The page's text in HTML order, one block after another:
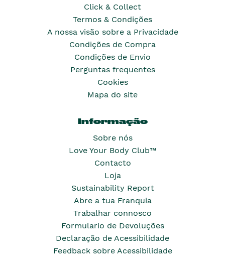
Click & Collect
Termos & Condições
A nossa visão sobre a Privacidade
Condições de Compra
Condições de Envio
Perguntas frequentes
Cookies
Mapa do site
Informação
Sobre nós
Love Your Body Club™
Contacto
Loja
Sustainability Report
Abre a tua Franquia
Trabalhar connosco
Formulario de Devoluções
Declaração de Acessibilidade
Feedback sobre Acessibilidade